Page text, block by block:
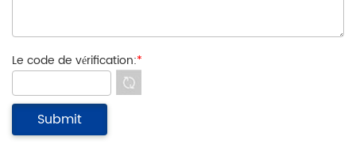
Le code de vérification:*